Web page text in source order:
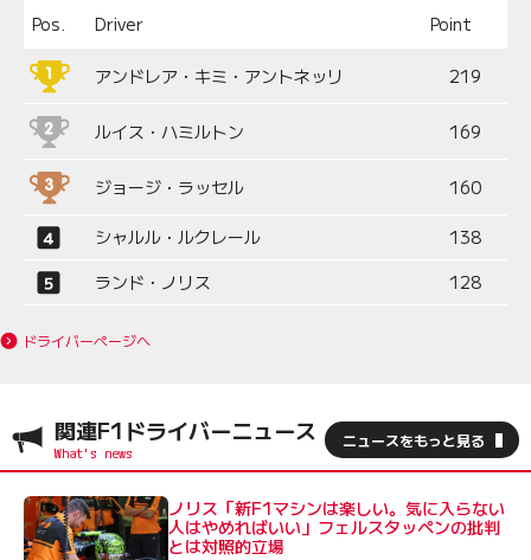
Pos. Driver Point
アンドレア・キミ・アントネッリ 219
ルイス・ハミルトン 169
ジョージ・ラッセル 160
シャルル・ルクレール
138
ランド・ノリス
128
ドライバーページへ
関連F1ドライバーニュース ニュースをもっと見る
ノリス「新F1マシンは楽しい。気に入らない
人はやめればいい」フェルスタッペンの批判
とは対照的立場